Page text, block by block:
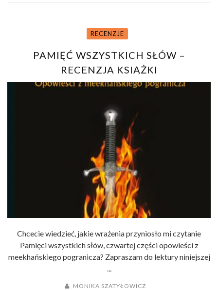
RECENZJE
PAMIĘĆ WSZYSTKICH SŁÓW –
RECENZJA KSIĄŻKI
Chcecie wiedzieć, jakie wrażenia przyniosło mi czytanie
Pamięci wszystkich słów, czwartej części opowieści z
meekhańskiego pogranicza? Zapraszam do lektury niniejszej
MONIKA SZATYŁOWICZ